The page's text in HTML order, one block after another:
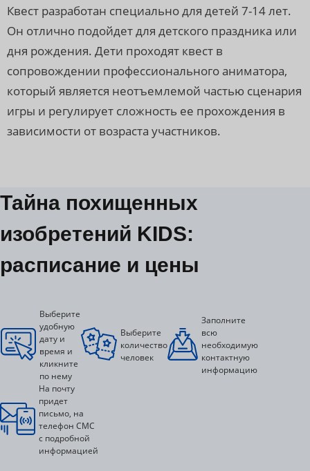
Квест разработан специально для детей 7-14 лет.
Он отлично подойдет для детского праздника или
дня рождения. Дети проходят квест в
сопровождении профессионального аниматора,
который является неотъемлемой частью сценария
игры и регулирует сложность ее прохождения в
зависимости от возраста участников.
Тайна похищенных
изобретений KIDS:
расписание и цены
Выберите
удобную
дату и
время и
кликните
по нему
Выберите
количество
человек
Заполните
всю
необходимую
контактную
информацию
На почту
придет
письмо, на
телефон СМС
с подробной
информацией